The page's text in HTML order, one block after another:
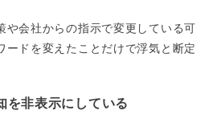
や会社からの指示で変更している可
ードを変えたことだけで浮気と断定
を非表示にしている